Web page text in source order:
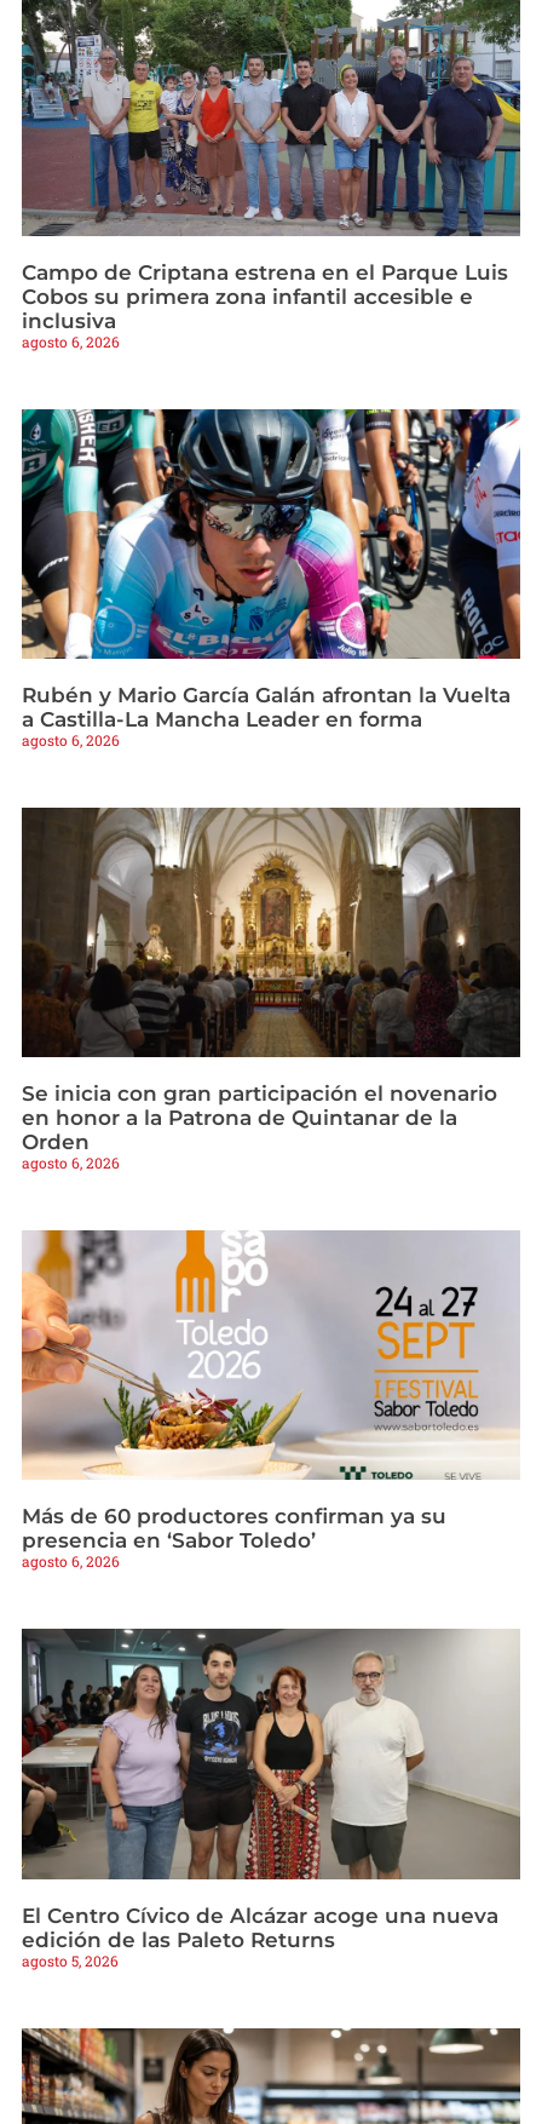
Campo de Criptana estrena en el Parque Luis
Cobos su primera zona infantil accesible e
inclusiva
agosto 6, 2026
Rubén y Mario García Galán afrontan la Vuelta
a Castilla-La Mancha Leader en forma
agosto 6, 2026
Se inicia con gran participación el novenario
en honor a la Patrona de Quintanar de la
Orden
agosto 6, 2026
Más de 60 productores confirman ya su
presencia en ‘Sabor Toledo’
agosto 6, 2026
El Centro Cívico de Alcázar acoge una nueva
edición de las Paleto Returns
agosto 5, 2026